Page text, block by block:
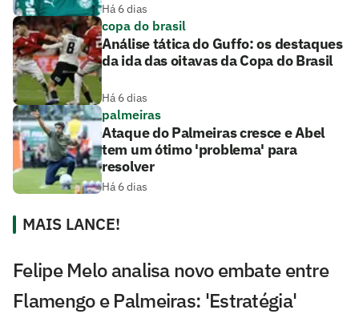
Há 6 dias
copa do brasil
Análise tática do Guffo: os destaques
da ida das oitavas da Copa do Brasil
Há 6 dias
palmeiras
Ataque do Palmeiras cresce e Abel
tem um ótimo 'problema' para
resolver
Há 6 dias
MAIS LANCE!
Felipe Melo analisa novo embate entre
Flamengo e Palmeiras: 'Estratégia'